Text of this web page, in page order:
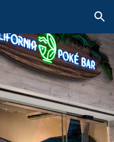
Skip to navigation